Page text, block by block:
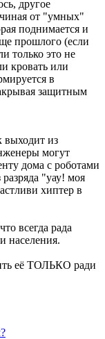
другое
от "умных"
поднимается и
прошлого (если
только это не
кровать или
в
защитным
выходит из
могут
дома с роботами
"уау! моя
хиптер в
всегда рада
населения.
её ТОЛЬКО ради